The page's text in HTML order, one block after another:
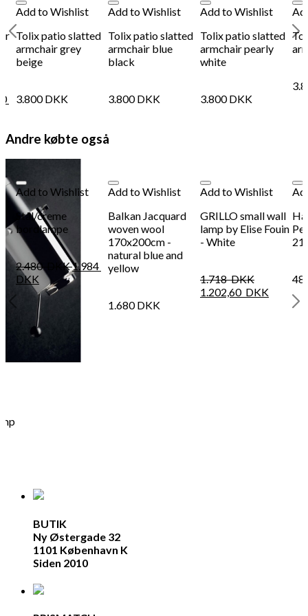
Add to Wishlist
Tolix patio slatted
armchair grey
beige
3.800DKK
Add to Wishlist
Tolix patio slatted
armchair blue
black
3.800DKK
Add to Wishlist
Tolix patio slatted
armchair pearly
white
3.800DKK
Andre købte også
Add to Wishlist
Stål/creme
bordlampe
2.480 DKK1.984
DKK
Add to Wishlist
Balkan Jacquard
woven wool
170x200cm -
natural blue and
yellow
1.680DKK
Add to Wishlist
GRILLO small wall
lamp by Elise Fouin
- White
1.718DKK
1.202,60 DKK
BUTIK
Ny Østergade 32
1101 København K
Siden 2010